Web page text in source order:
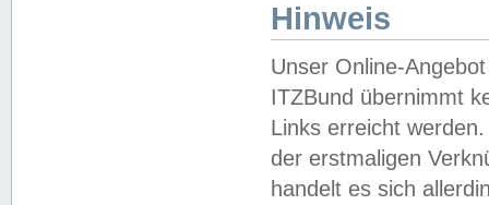
Hinweis
Unser Online-
ITZBund übernimmt
Links erreicht
der erstmaligen
handelt es sich